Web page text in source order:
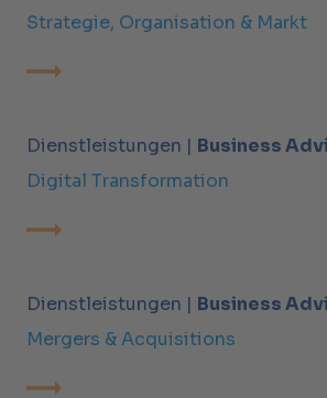
Strategie, Organisation & Markt
Dienstleistungen | Business
Digital Transformation
Dienstleistungen | Business
Mergers & Acquisitions